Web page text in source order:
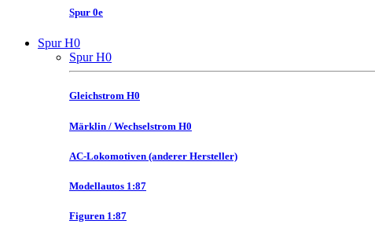
Spur 0e
Spur H0
Spur H0
Gleichstrom H0
Märklin / Wechselstrom H0
AC-Lokomotiven (anderer Hersteller)
Modellautos 1:87
Figuren 1:87